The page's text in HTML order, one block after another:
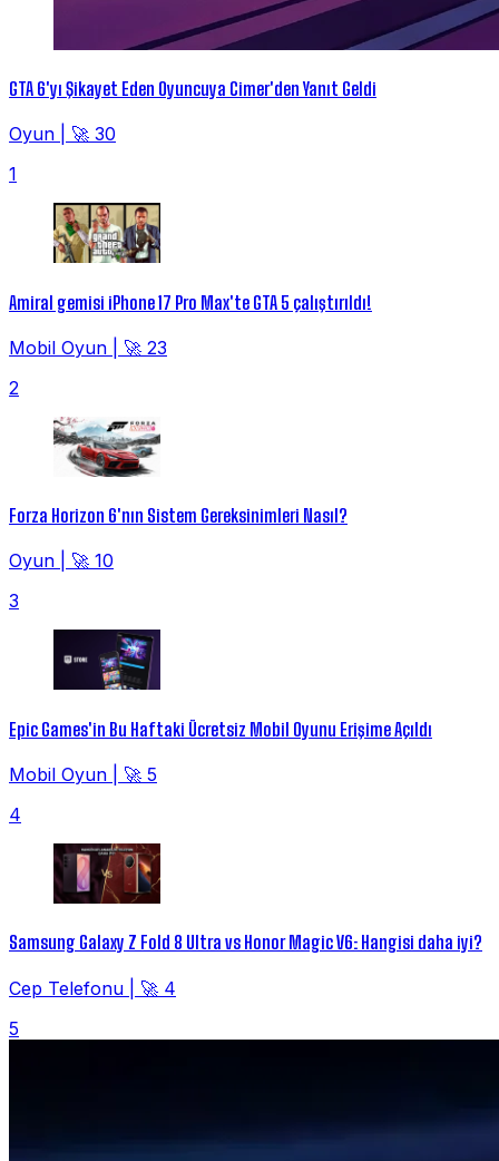
GTA 6'yı Şikayet Eden Oyuncuya Cimer'den Yanıt Geldi
Oyun
🚀 30
1
Amiral gemisi iPhone 17 Pro Max'te GTA 5 çalıştırıldı!
Mobil Oyun
🚀 23
2
Forza Horizon 6'nın Sistem Gereksinimleri Nasıl?
Oyun
🚀 10
3
Epic Games'in Bu Haftaki Ücretsiz Mobil Oyunu Erişime Açıldı
Mobil Oyun
🚀 5
4
Samsung Galaxy Z Fold 8 Ultra vs Honor Magic V6: Hangisi daha iyi?
Cep Telefonu
🚀 4
5